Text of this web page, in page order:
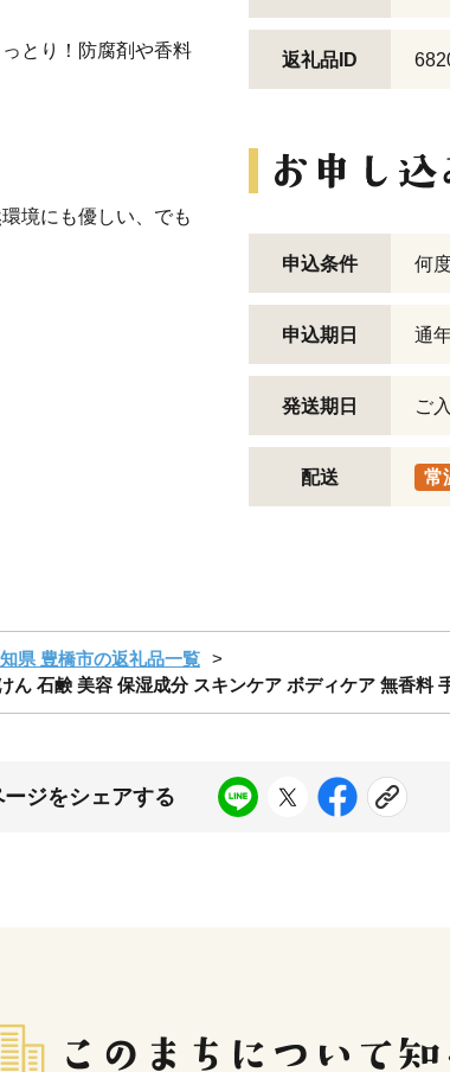
とり！防腐剤や香料
境にも優しい、でも
返礼品ID
申込条件 何
申込期日 通
発送期日 ご
配送 常
県 豊橋市の返礼品一覧
ん 石鹸 美容 保湿成分 スキンケア ボディケア 無香料
ージをシェアする